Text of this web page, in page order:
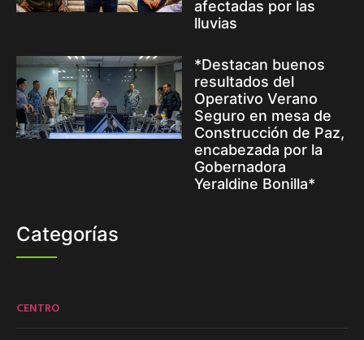
afectadas por las
lluvias
*Destacan buenos
resultados del
Operativo Verano
Seguro en mesa de
Construcción de Paz,
encabezada por la
Gobernadora
Yeraldine Bonilla*
Categorías
CENTRO